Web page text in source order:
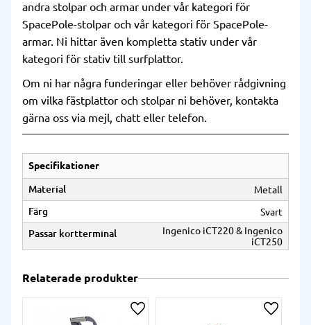
andra stolpar och armar under vår kategori för
SpacePole-stolpar och vår kategori för SpacePole-
armar. Ni hittar även kompletta stativ under vår
kategori för stativ till surfplattor.
Om ni har några funderingar eller behöver rådgivning
om vilka fästplattor och stolpar ni behöver, kontakta
gärna oss via mejl, chatt eller telefon.
Specifikationer
Material
Metall
Färg
Svart
Passar kortterminal
Ingenico iCT220 & Ingenico
iCT250
Relaterade produkter
Lägg till i önskelista Lägg till